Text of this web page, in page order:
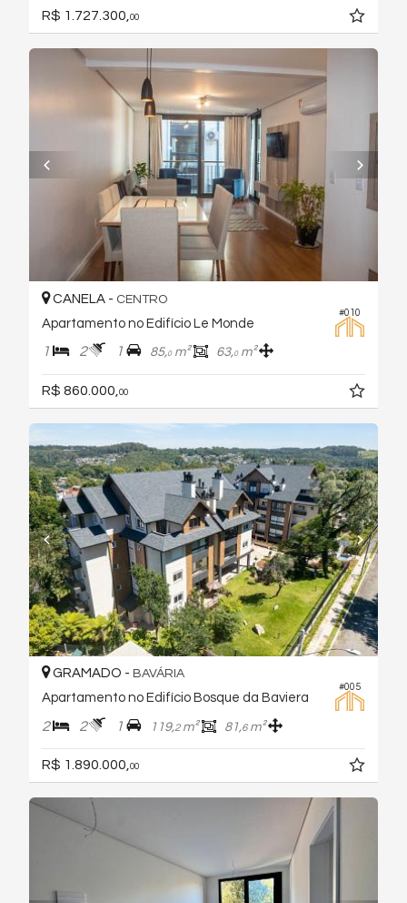
R$ 1.727.300,00
#010
CANELA - CENTRO
Apartamento no Edifício Le Monde
1 2 1 85,0m² 63,0m²
R$ 860.000, 00
#005
GRAMADO - BAVÁRIA
Apartamento no Edifício Bosque da Baviera
2 2 1 119,2m² 81,6m²
R$ 1.890.000, 00